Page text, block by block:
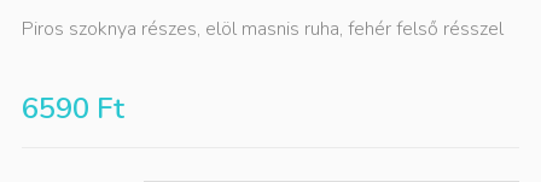
Piros szoknya részes, elöl masnis ruha, fehér felső résszel
6590 Ft